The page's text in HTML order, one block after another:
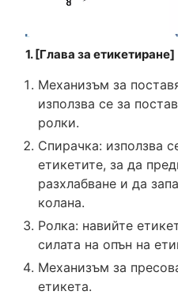
1. [Глава за етикетиране]
Механизъм за
използва се за
ролки.
Спирачка: използва
етикетите, за да
разхлабване и да
колана.
Ролка: навийте
силата на опън на
Механизъм за
етикета.